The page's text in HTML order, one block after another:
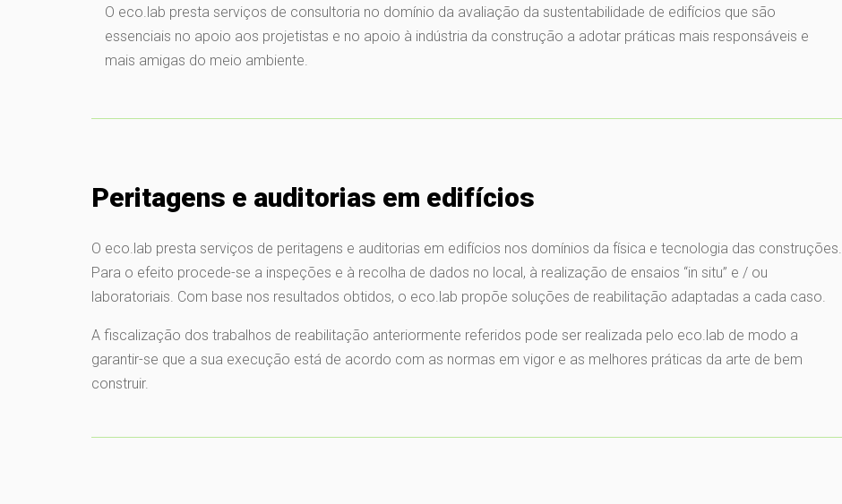
O eco.lab presta serviços de consultoria no domínio da avaliação da sustentabilidade de edifícios que são
essenciais no apoio aos projetistas e no apoio à indústria da construção a adotar práticas mais responsáveis e
mais amigas do meio ambiente.
Peritagens e auditorias em edifícios
O eco.lab presta serviços de peritagens e auditorias em edifícios nos domínios da física e tecnologia das construções.
Para o efeito procede-se a inspeções e à recolha de dados no local, à realização de ensaios “in situ” e / ou
laboratoriais. Com base nos resultados obtidos, o eco.lab propõe soluções de reabilitação adaptadas a cada caso.
A fiscalização dos trabalhos de reabilitação anteriormente referidos pode ser realizada pelo eco.lab de modo a
garantir-se que a sua execução está de acordo com as normas em vigor e as melhores práticas da arte de bem
construir.